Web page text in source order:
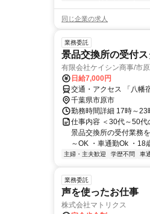
同じ企業の求人
業務委託
景品交換所の受付ス
有限会社ケイシン商事/市
日給7,000円
交通・アクセス 「八幡
千葉県市原市
勤務時間詳細 17時～23
仕事内容 ＜30代～50
景品交換所の受付業務
～OK ・車通勤Ok ・18
主婦・主夫歓迎 学歴不問 車
業務委託
声を使ったお仕事
株式会社マトリクス